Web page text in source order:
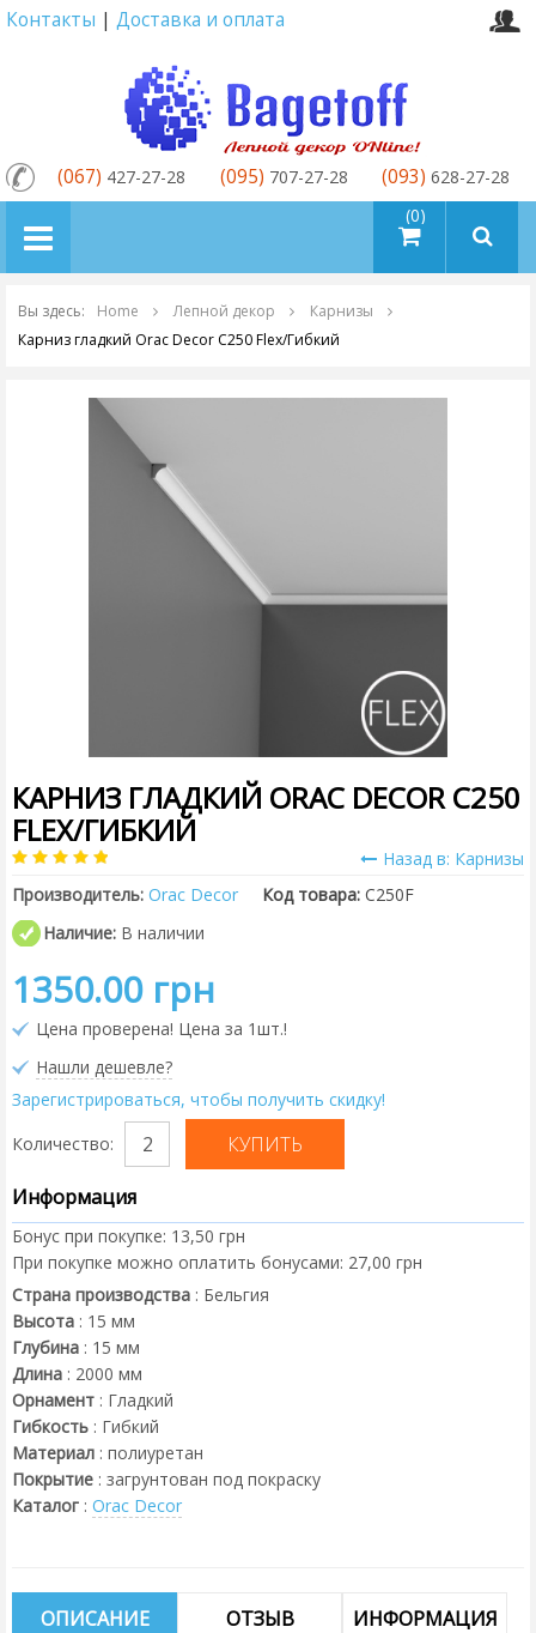
Контакты | Доставка и оплата
товаров (0)
(067) 427-27-28 (095) 707-27-28 (093) 628-27-28
Вы здесь: Home Лепной декор
Карнизы
Карниз гладкий Orac Decor C250 Flex/Гибкий
КАРНИЗ ГЛАДКИЙ ORAC DECOR C250
FLEX/ГИБКИЙ
Назад в: Карнизы
Производитель: Orac Decor Код товара: C250F
Наличие: В наличии
1350.00 грн
Цена проверена! Цена за 1шт.!
Нашли дешевле?
Зарегистрироваться, чтобы получить скидку!
Количество:
Информация
Бонус при покупке: 13,50 грн
При покупке можно оплатить бонусами: 27,00 грн
Страна производства : Бельгия
Высота : 15 мм
Глубина : 15 мм
Длина : 2000 мм
Орнамент : Гладкий
Гибкость : Гибкий
Материал : полиуретан
Покрытие : загрунтован под покраску
Каталог : Orac Decor
ОПИСАНИЕ ОТЗЫВ ИНФОРМАЦИЯ